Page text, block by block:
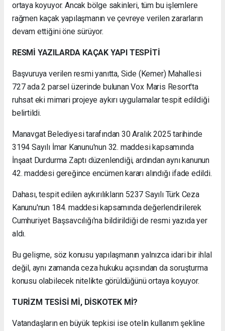
ortaya koyuyor. Ancak bölge sakinleri, tüm bu işlemlere
rağmen kaçak yapılaşmanın ve çevreye verilen zararların
devam ettiğini öne sürüyor.
RESMİ YAZILARDA KAÇAK YAPI TESPİTİ
Başvuruya verilen resmi yanıtta, Side (Kemer) Mahallesi
727 ada 2 parsel üzerinde bulunan Vox Maris Resort'ta
ruhsat eki mimari projeye aykırı uygulamalar tespit edildiği
belirtildi.
Manavgat Belediyesi tarafından 30 Aralık 2025 tarihinde
3194 Sayılı İmar Kanunu'nun 32. maddesi kapsamında
İnşaat Durdurma Zaptı düzenlendiği, ardından aynı kanunun
42. maddesi gereğince encümen kararı alındığı ifade edildi.
Dahası, tespit edilen aykırılıkların 5237 Sayılı Türk Ceza
Kanunu'nun 184. maddesi kapsamında değerlendirilerek
Cumhuriyet Başsavcılığı'na bildirildiği de resmi yazıda yer
aldı.
Bu gelişme, söz konusu yapılaşmanın yalnızca idari bir ihlal
değil, aynı zamanda ceza hukuku açısından da soruşturma
konusu olabilecek nitelikte görüldüğünü ortaya koyuyor.
TURİZM TESİSİ Mİ, DİSKOTEK Mİ?
Vatandaşların en büyük tepkisi ise otelin kullanım şekline